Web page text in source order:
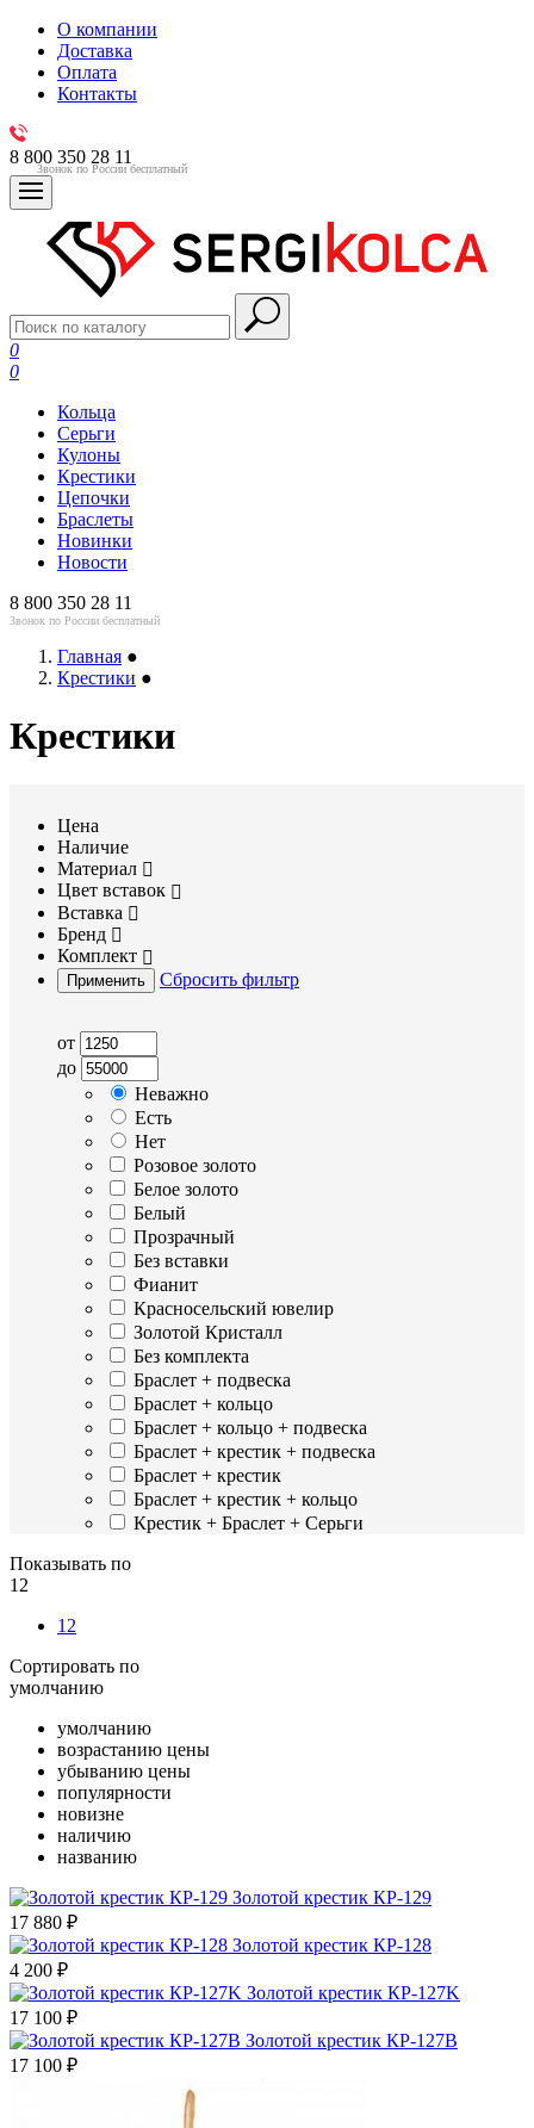
О компании
Доставка
Оплата
Контакты
8 800 350 28 11
Звонок по России бесплатный
0
0
Кольца
Серьги
Кулоны
Крестики
Цепочки
Браслеты
Новинки
Новости
8 800 350 28 11
Звонок по России бесплатный
Главная ●
Крестики ●
Крестики
Цена
Наличие
Материал
Цвет вставок
Вставка
Бренд
Комплект
Применить Сбросить фильтр
от
до
Неважно
Есть
Нет
Розовое золото
Белое золото
Белый
Прозрачный
Без вставки
Фианит
Красносельский ювелир
Золотой Кристалл
Без комплекта
Браслет + подвеска
Браслет + кольцо
Браслет + кольцо + подвеска
Браслет + крестик + подвеска
Браслет + крестик
Браслет + крестик + кольцо
Крестик + Браслет + Серьги
Показывать по
12
12
Сортировать по
умолчанию
умолчанию
возрастанию цены
убыванию цены
популярности
новизне
наличию
названию
Золотой крестик КР-129
17 880 ₽
Золотой крестик КР-128
4 200 ₽
Золотой крестик КР-127K
17 100 ₽
Золотой крестик КР-127B
17 100 ₽